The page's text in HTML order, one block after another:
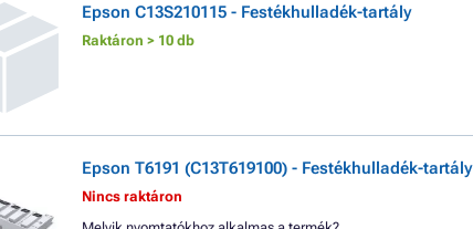
Epson C13S210115 - Festékhulladék-tartály
Raktáron > 10 db
Epson T6191 (C13T619100) - Festékhulladék-tartály
Nincs raktáron